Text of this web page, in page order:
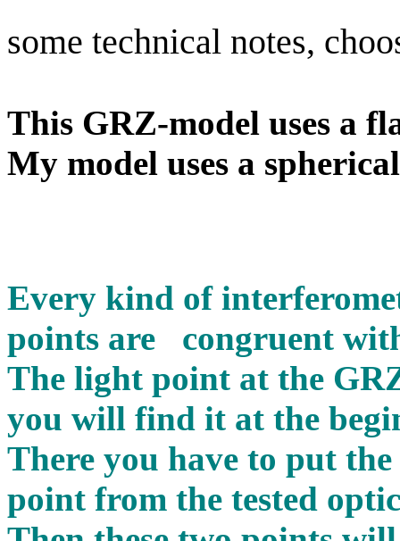
some technical notes,
This GRZ-model uses a
My model uses a
Every kind of
points are congruent
The light point at the
you will find it at the
There you have to put
point from the tested